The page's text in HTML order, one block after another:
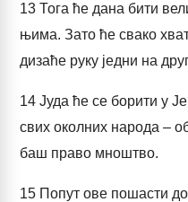
13 Тога ће дана бити
њима. Зато ће свако
дизаће руку једни на
14 Јуда ће се борити у
свих околних народа –
баш право мноштво.
15 Попут ове пошасти